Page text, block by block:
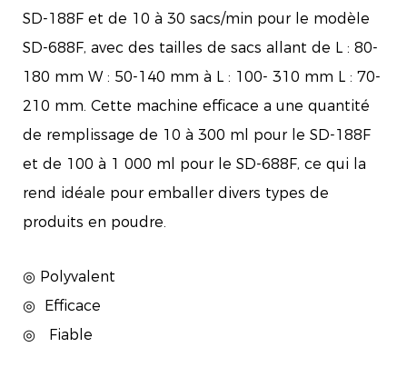
SD-188F et de 10 à 30 sacs/min pour le modèle
SD-688F, avec des tailles de sacs allant de L : 80-
180 mm W : 50-140 mm à L : 100- 310 mm L : 70-
210 mm. Cette machine efficace a une quantité
de remplissage de 10 à 300 ml pour le SD-188F
et de 100 à 1 000 ml pour le SD-688F, ce qui la
rend idéale pour emballer divers types de
produits en poudre.
◎ Polyvalent
◎
Efficace
◎
Fiable